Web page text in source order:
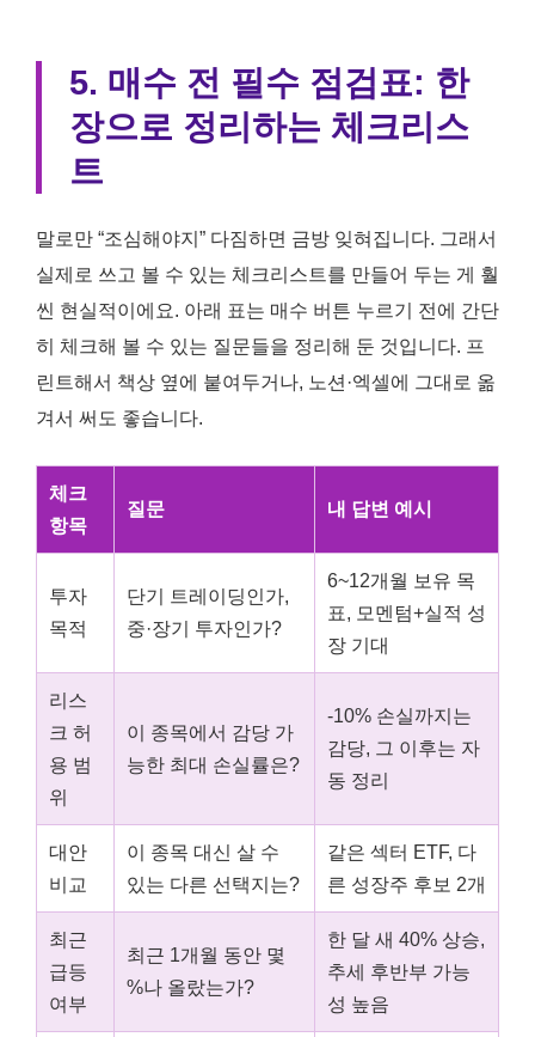
5. 매수 전 필수 점검표: 한
장으로 정리하는 체크리스
트
말로만 “조심해야지” 다짐하면 금방 잊혀집니다. 그래서
실제로 쓰고 볼 수 있는 체크리스트를 만들어 두는 게 훨
씬 현실적이에요. 아래 표는 매수 버튼 누르기 전에 간단
히 체크해 볼 수 있는 질문들을 정리해 둔 것입니다. 프
린트해서 책상 옆에 붙여두거나, 노션·엑셀에 그대로 옮
겨서 써도 좋습니다.
체크
항목
질문 내 답변 예시
투자
목적
단기 트레이딩인가,
중·장기 투자인가?
6~12개월 보유 목
표, 모멘텀+실적 성
장 기대
리스
크 허
용 범
위
이 종목에서 감당 가
능한 최대 손실률은?
-10% 손실까지는
감당, 그 이후는 자
동 정리
대안
비교
이 종목 대신 살 수
있는 다른 선택지는?
같은 섹터 ETF, 다
른 성장주 후보 2개
최근
급등
여부
최근 1개월 동안 몇
%나 올랐는가?
한 달 새 40% 상승,
추세 후반부 가능
성 높음